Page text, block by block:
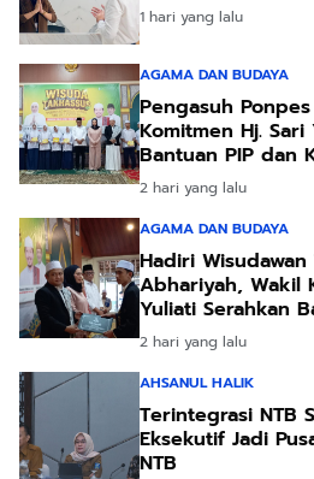
1 hari yang lalu
AGAMA DAN BUDAYA
Pengasuh
Komitmen Hj. Sari Yuliati
Bantuan PIP dan
Santri
2 hari yang lalu
AGAMA DAN BUDAYA
Hadiri Wisudawan
Abhariyah, Wakil Ketua DPR RI Hj. Sari
Yuliati Serahkan
Bantuan Program
2 hari yang lalu
AHSANUL HALIK
Terintegrasi NTB
Eksekutif Jadi
NTB